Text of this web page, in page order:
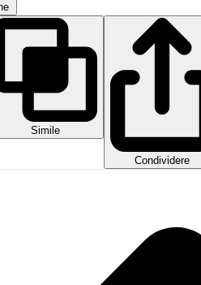
Simile
Condividere